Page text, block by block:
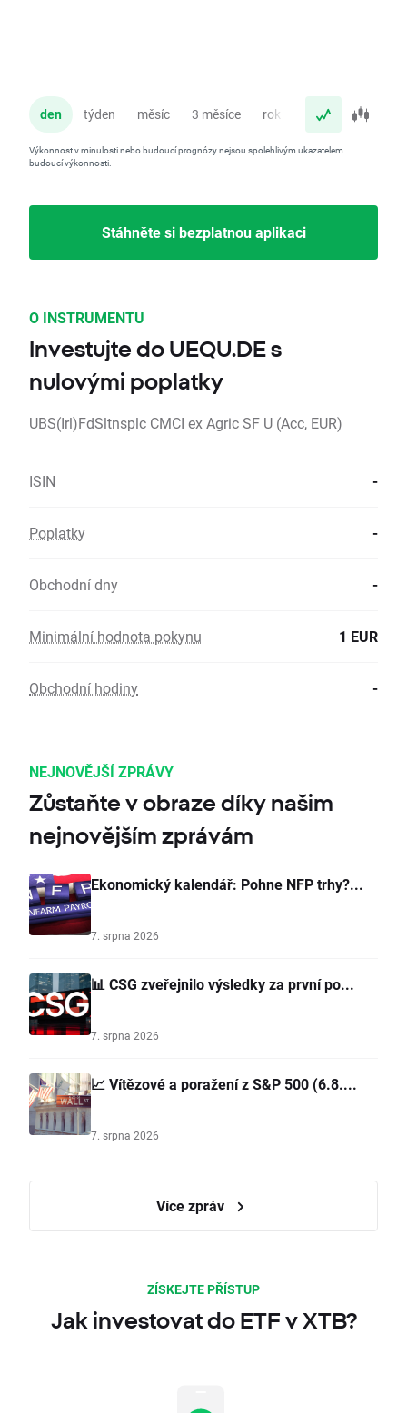
den týden měsíc 3 měsíce rok
Výkonnost v minulosti nebo budoucí prognózy nejsou spolehlivým ukazatelem
budoucí výkonnosti.
Stáhněte si bezplatnou aplikaci
O INSTRUMENTU
Investujte do UEQU.DE s
nulovými poplatky
UBS(Irl)FdSltnsplc CMCI ex Agric SF U (Acc, EUR)
ISIN -
Poplatky -
Obchodní dny -
Minimální hodnota pokynu 1 EUR
Obchodní hodiny -
NEJNOVĚJŠÍ ZPRÁVY
Zůstaňte v obraze díky našim
nejnovějším zprávám
Ekonomický kalendář: Pohne NFP trhy?...
7. srpna 2026
📊 CSG zveřejnilo výsledky za první po...
7. srpna 2026
📈 Vítězové a poražení z S&P 500 (6.8....
7. srpna 2026
Více zpráv
ZÍSKEJTE PŘÍSTUP
Jak investovat do ETF v XTB?